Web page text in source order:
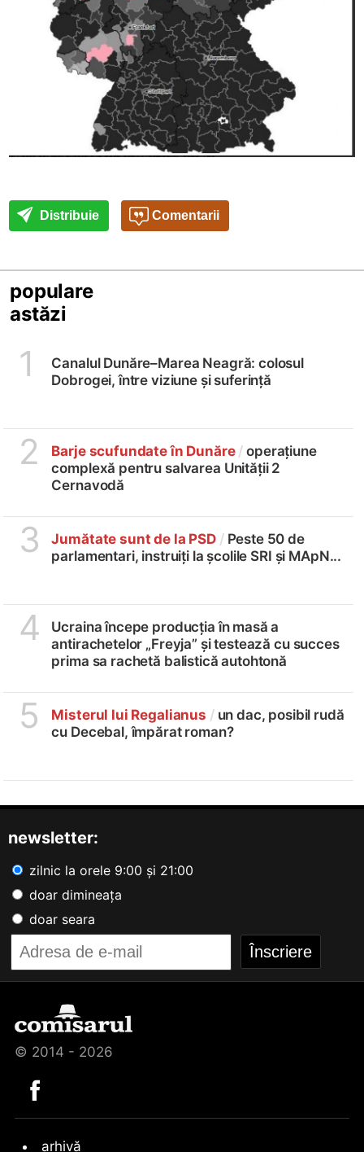
Distribuie Comentarii
populare
astăzi
1
Canalul Dunăre–Marea Neagră: colosul
Dobrogei, între viziune și suferință
2 Barje scufundate în Dunăre / operațiune
complexă pentru salvarea Unității 2
Cernavodă
3 Jumătate sunt de la PSD / Peste 50 de
parlamentari, instruiți la școlile SRI și MApN...
4
Ucraina începe producția în masă a
antirachetelor „Freyja” și testează cu succes
prima sa rachetă balistică autohtonă
5 Misterul lui Regalianus /un dac, posibil rudă
cu Decebal, împărat roman?
newsletter:
zilnic la orele 9:00 și 21:00
doar dimineața
doar seara
© 2014 - 2026
arhivă